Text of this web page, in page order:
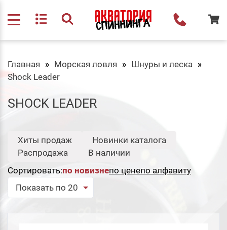
Главная Морская ловля
Шнуры и леска
Shock Leader
SHOCK LEADER
Хиты продаж
Новинки каталога
Распродажа
В наличии
Сортировать:по новизнепо ценепо алфавиту
Показать по 20